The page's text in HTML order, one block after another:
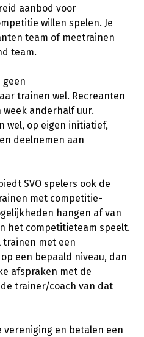
aanbod voor
willen spelen. Je
team of meetrainen
team.
geen
trainen wel. Recreanten
anderhalf uur.
wel, op eigen initiatief,
deelnemen aan
SVO spelers ook de
met competitie-
hangen af van
het competitieteam speelt.
trainen met een
een bepaald niveau, dan
afspraken met de
trainer/coach van dat
vereniging en betalen een